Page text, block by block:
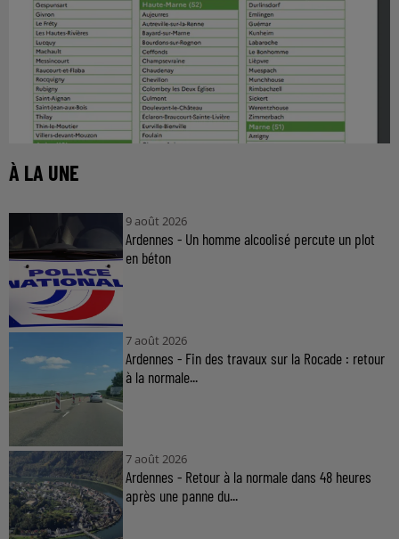
À LA UNE
9 août 2026
Ardennes - Un homme alcoolisé percute un plot
en béton
7 août 2026
Ardennes - Fin des travaux sur la Rocade : retour
à la normale...
7 août 2026
Ardennes - Retour à la normale dans 48 heures
après une panne du...